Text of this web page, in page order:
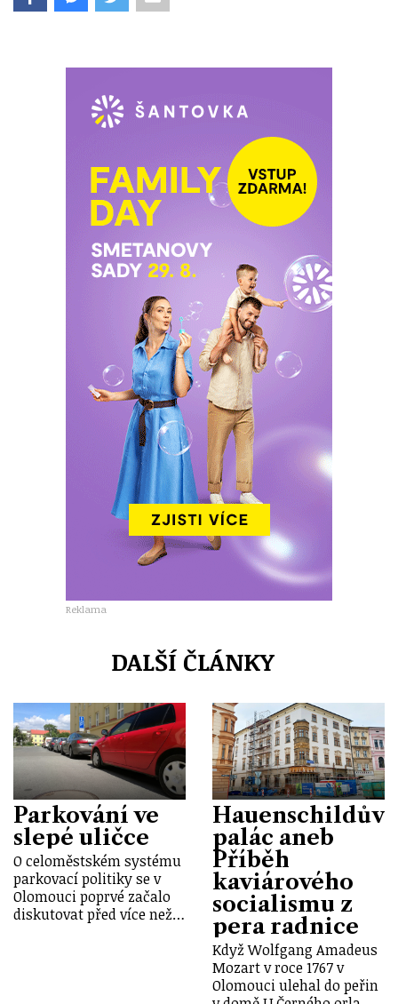
Reklama
DALŠÍ ČLÁNKY
Parkování ve
slepé uličce
O celoměstském systému
parkovací politiky se v
Olomouci poprvé začalo
diskutovat před více než…
Hauenschildův
palác aneb
Příběh
kaviárového
socialismu z
pera radnice
Když Wolfgang Amadeus
Mozart v roce 1767 v
Olomouci ulehal do peřin